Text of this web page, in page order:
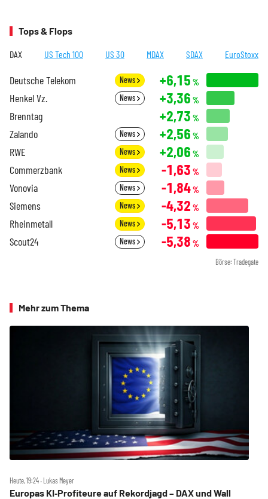
Tops & Flops
DAX US Tech 100 US 30 MDAX SDAX EuroStoxx
Deutsche Telekom News +6,15 %
Henkel Vz. News +3,36 %
Brenntag +2,73 %
Zalando News +2,56 %
RWE News +2,06 %
Commerzbank News -1,63 %
Vonovia News -1,84%
Siemens News -4,32 %
Rheinmetall News -5,13 %
Scout24 News -5,38 %
Börse: Tradegate
Mehr zum Thema
Heute, 19:24 ‧ Lukas Meyer
Europas KI‑Profiteure auf Rekordjagd – DAX und Wall